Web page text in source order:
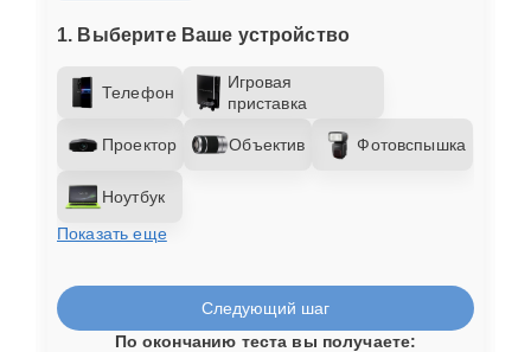
1. Выберите Ваше устройство
Телефон
Игровая
приставка
Проектор Объектив Фотовспышка
Ноутбук
Показать еще
Следующий шаг
По окончанию теста вы получаете: